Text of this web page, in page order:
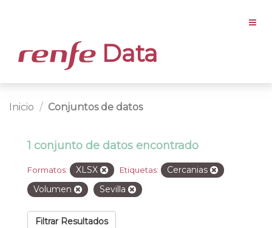
Data
Inicio Conjuntos de datos
1 conjunto de datos encontrado
Formatos: XLSX Etiquetas:
Cercanias
Volumen
Sevilla
Filtrar Resultados